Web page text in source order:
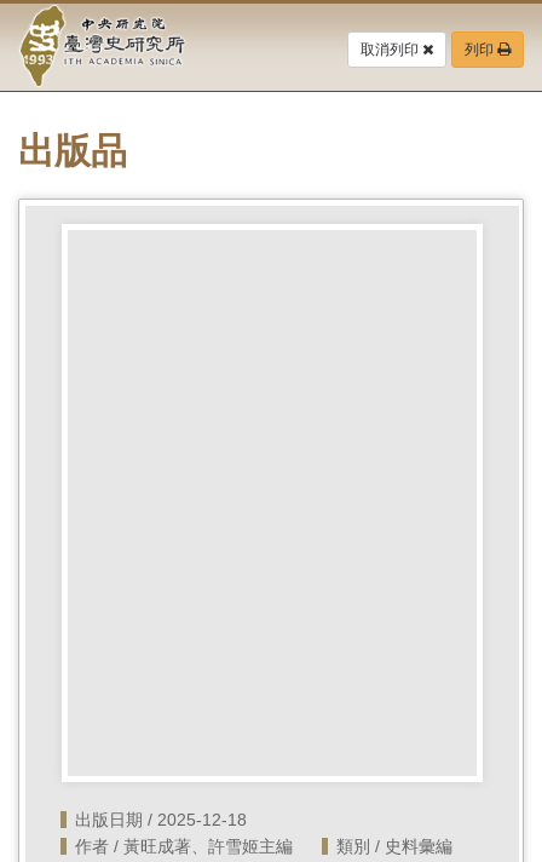
要
中
央
研
究
院-
取消列印 列印
出版品
出版日期 / 2025-12-18
作者 / 黃旺成著、許雪姬主編
類別 / 史料彙編